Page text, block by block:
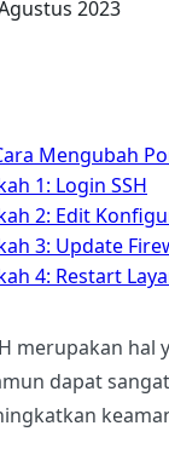
2023
Mengubah
1: Login SSH
2: Edit
3: Update
4: Restart
merupakan hal
dapat